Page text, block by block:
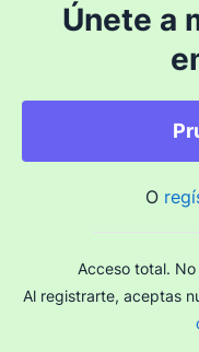
Únete a
O
Acceso total.
Al registrarte, aceptas